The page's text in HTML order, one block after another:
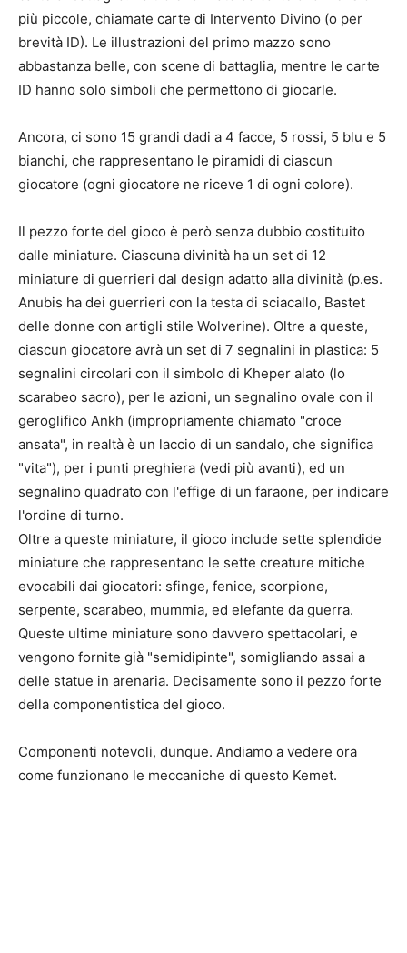
più piccole, chiamate carte di Intervento Divino (o per
brevità ID). Le illustrazioni del primo mazzo sono
abbastanza belle, con scene di battaglia, mentre le carte
ID hanno solo simboli che permettono di giocarle.
Ancora, ci sono 15 grandi dadi a 4 facce, 5 rossi, 5 blu e 5
bianchi, che rappresentano le piramidi di ciascun
giocatore (ogni giocatore ne riceve 1 di ogni colore).
Il pezzo forte del gioco è però senza dubbio costituito
dalle miniature. Ciascuna divinità ha un set di 12
miniature di guerrieri dal design adatto alla divinità (p.es.
Anubis ha dei guerrieri con la testa di sciacallo, Bastet
delle donne con artigli stile Wolverine). Oltre a queste,
ciascun giocatore avrà un set di 7 segnalini in plastica: 5
segnalini circolari con il simbolo di Kheper alato (lo
scarabeo sacro), per le azioni, un segnalino ovale con il
geroglifico Ankh (impropriamente chiamato "croce
ansata", in realtà è un laccio di un sandalo, che significa
"vita"), per i punti preghiera (vedi più avanti), ed un
segnalino quadrato con l'effige di un faraone, per indicare
l'ordine di turno.
Oltre a queste miniature, il gioco include sette splendide
miniature che rappresentano le sette creature mitiche
evocabili dai giocatori: sfinge, fenice, scorpione,
serpente, scarabeo, mummia, ed elefante da guerra.
Queste ultime miniature sono davvero spettacolari, e
vengono fornite già "semidipinte", somigliando assai a
delle statue in arenaria. Decisamente sono il pezzo forte
della componentistica del gioco.
Componenti notevoli, dunque. Andiamo a vedere ora
come funzionano le meccaniche di questo Kemet.